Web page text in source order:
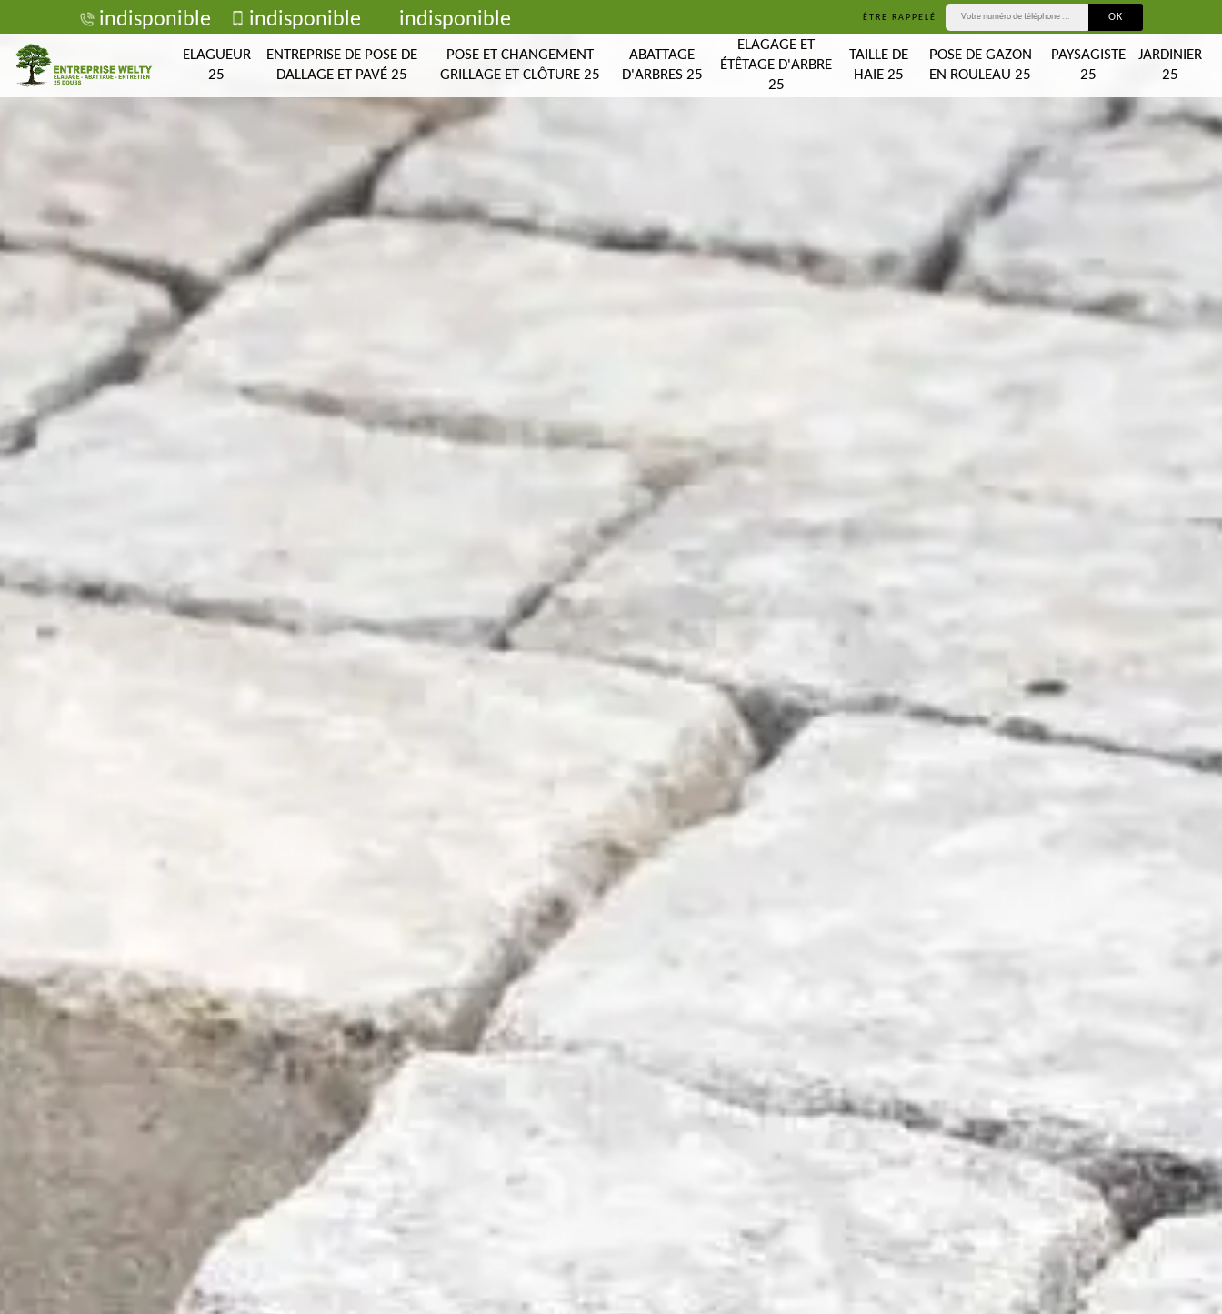
indisponible indisponible indisponible ÊTRE RAPPELÉ
ELAGUEUR
25
ENTREPRISE DE POSE DE
DALLAGE ET PAVÉ 25
POSE ET CHANGEMENT
GRILLAGE ET CLÔTURE 25
ABATTAGE
D'ARBRES 25
ELAGAGE ET
ÉTÊTAGE D'ARBRE
25
TAILLE DE
HAIE 25
POSE DE GAZON
EN ROULEAU 25
PAYSAGISTE
25
JARDINIER
25